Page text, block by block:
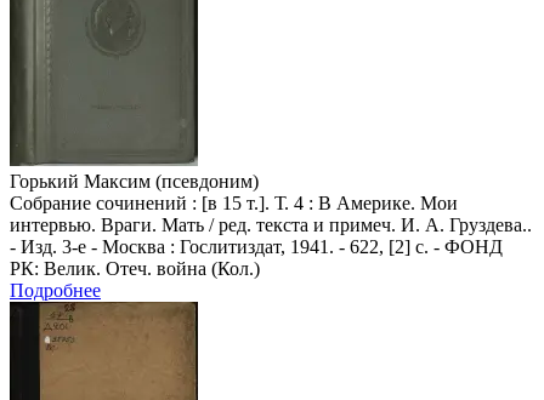
Горький Максим (псевдоним)
Собрание сочинений : [в 15 т.]. Т. 4 : В Америке. Мои
интервью. Враги. Мать / ред. текста и примеч. И. А. Груздева..
- Изд. 3-е - Москва : Гослитиздат, 1941. - 622, [2] с. - ФОНД
РК: Велик. Отеч. война (Кол.)
Подробнее